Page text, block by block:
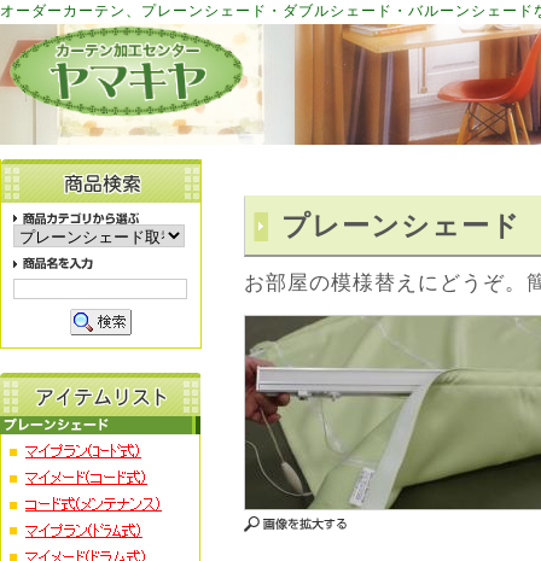
オーダーカーテン、プレーンシェード・ダブルシェード・バルーンシェー
プレーンシェード
お部屋の模様替えにどうぞ。